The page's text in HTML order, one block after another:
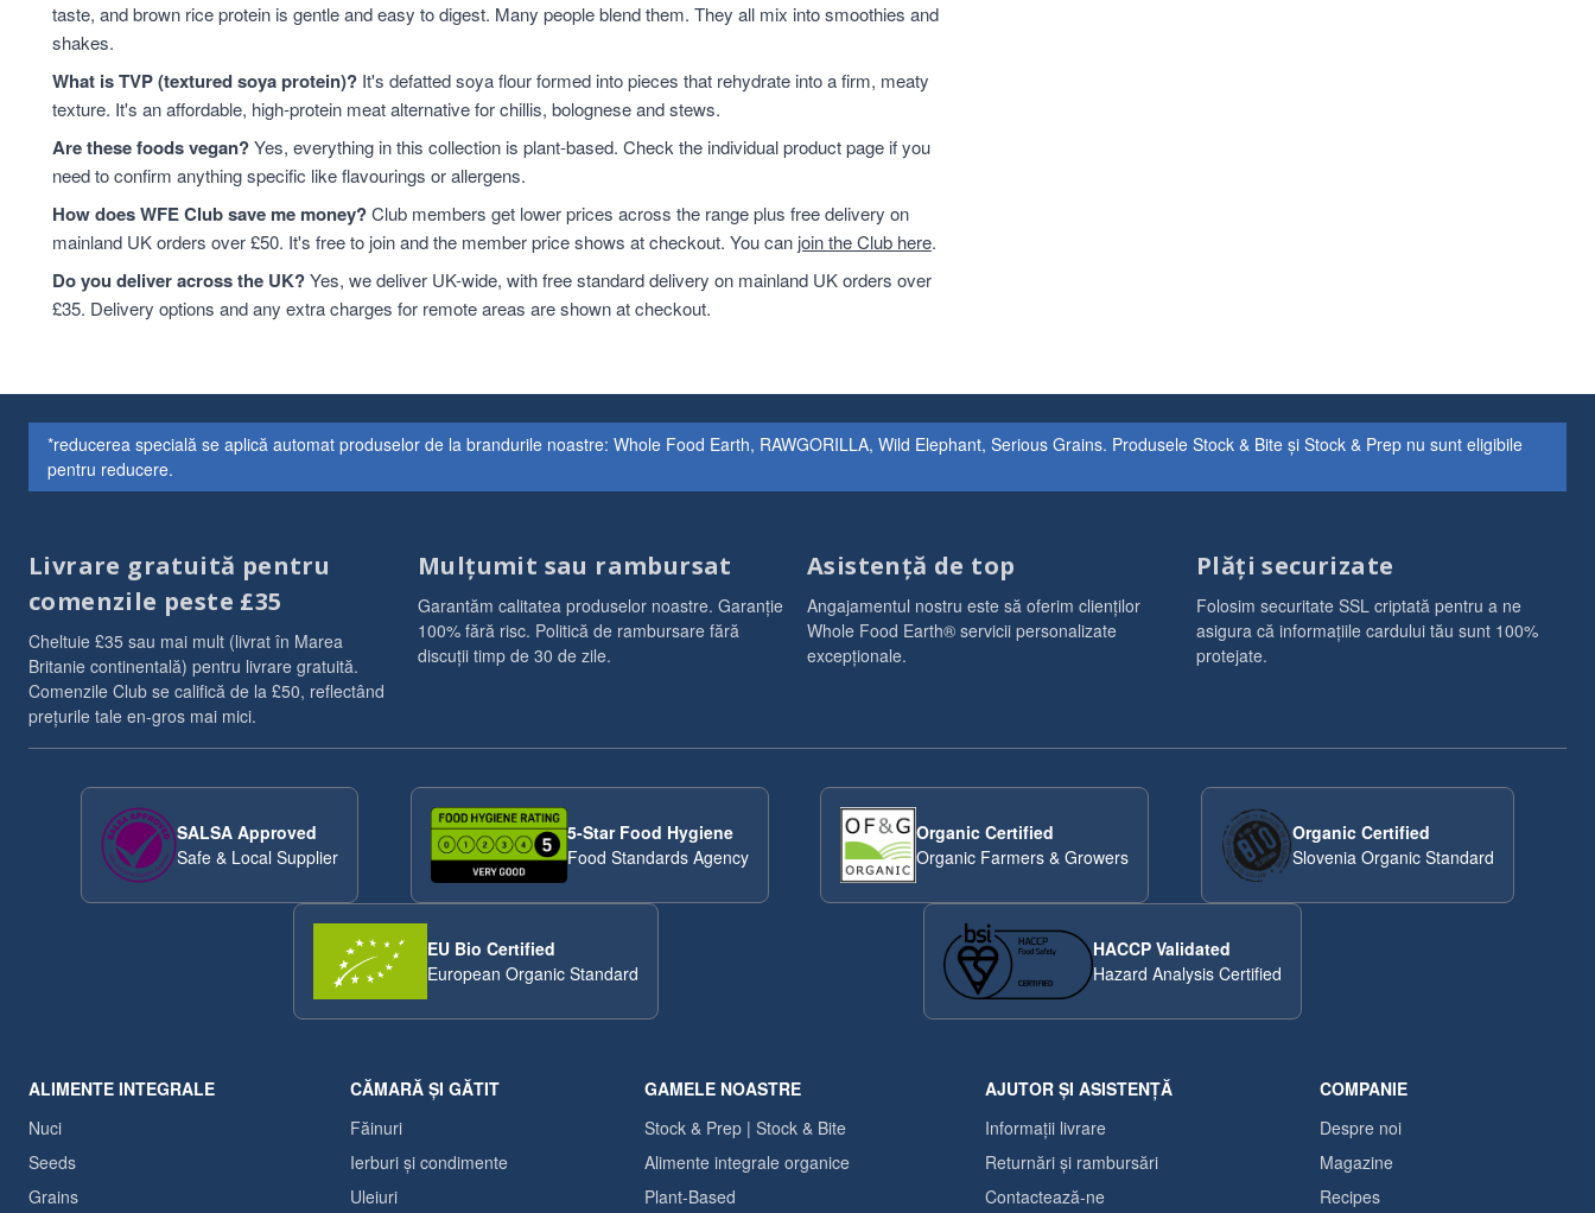
taste, and brown rice protein is gentle and easy to digest. Many people blend them. They all mix into smoothies and
shakes.
What is TVP (textured soya protein)? It's defatted soya flour formed into pieces that rehydrate into a firm, meaty
texture. It's an affordable, high-protein meat alternative for chillis, bolognese and stews.
Are these foods vegan?Yes, everything in this collection is plant-based. Check the individual product page if you
need to confirm anything specific like flavourings or allergens.
How does WFE Club save me money?Club members get lower prices across the range plus free delivery on
mainland UK orders over £50. It's free to join and the member price shows at checkout. You can join the Club here.
Do you deliver across the UK?Yes, we deliver UK-wide, with free standard delivery on mainland UK orders over
£35. Delivery options and any extra charges for remote areas are shown at checkout.
*reducerea specială se aplică automat produselor de la brandurile noastre: Whole Food Earth, RAWGORILLA, Wild Elephant, Serious Grains. Produsele Stock & Bite și Stock & Prep nu sunt eligibile
pentru reducere.
Livrare gratuită pentru
comenzile peste £35
Cheltuie £35 sau mai mult (livrat în Marea
Britanie continentală) pentru livrare gratuită.
Comenzile Club se califică de la £50, reflectând
prețurile tale en-gros mai mici.
Mulțumit sau rambursat
Garantăm calitatea produselor noastre. Garanție
100% fără risc. Politică de rambursare fără
discuții timp de 30 de zile.
Asistență de top
Angajamentul nostru este să oferim clienților
Whole Food Earth® servicii personalizate
excepționale.
Plăți securizate
Folosim securitate SSL criptată pentru a ne
asigura că informațiile cardului tău sunt 100%
protejate.
SALSA Approved
Safe & Local Supplier
5-Star Food Hygiene
Food Standards Agency
Organic Certified
Organic Farmers & Growers
Organic Certified
Slovenia Organic Standard
EU Bio Certified
European Organic Standard
HACCP Validated
Hazard Analysis Certified
ALIMENTE INTEGRALE
Nuci
Seeds
Grains
CĂMARĂ ȘI GĂTIT
Făinuri
Ierburi și condimente
Uleiuri
GAMELE NOASTRE
Stock & Prep | Stock & Bite
Alimente integrale organice
Plant-Based
AJUTOR ȘI ASISTENȚĂ
Informații livrare
Returnări și rambursări
Contactează-ne
COMPANIE
Despre noi
Magazine
Recipes